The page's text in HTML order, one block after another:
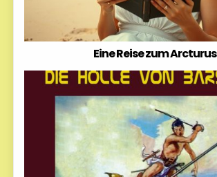
Eine Reise zum Arcturus